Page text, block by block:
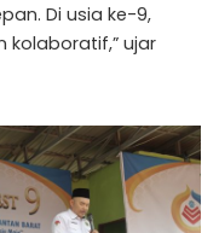
Di usia ke-9,
kolaboratif,” ujar